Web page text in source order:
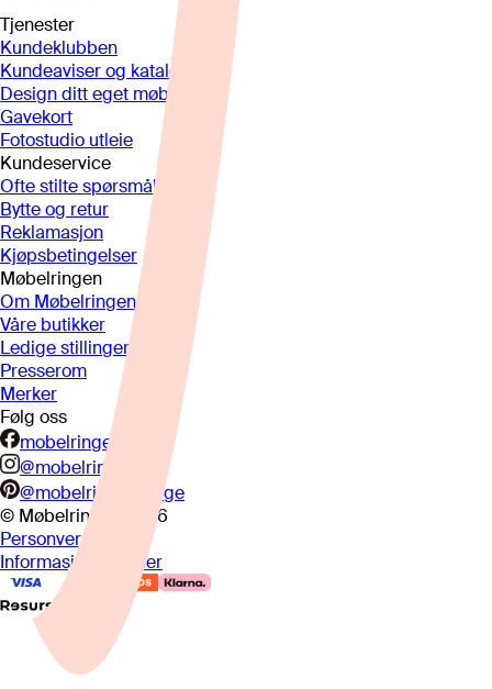
Tjenester
Kundeklubben
Kundeaviser og kataloger
Design ditt eget møbel
Gavekort
Fotostudio utleie
Kundeservice
Ofte stilte spørsmål
Bytte og retur
Reklamasjon
Kjøpsbetingelser
Møbelringen
Om Møbelringen
Våre butikker
Ledige stillinger
Presserom
Merker
Følg oss
mobelringen.no
@mobelringen
@mobelringennorge
© Møbelringen
2026
Personvern
Informasjonskapsler